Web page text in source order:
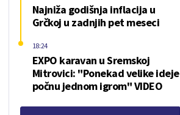
Najniža godišnja inflacija u
Grčkoj u zadnjih pet meseci
EXPO karavan u Sremskoj
Mitrovici: "Ponekad velike ideje
počnu jednom igrom" VIDEO
18:24